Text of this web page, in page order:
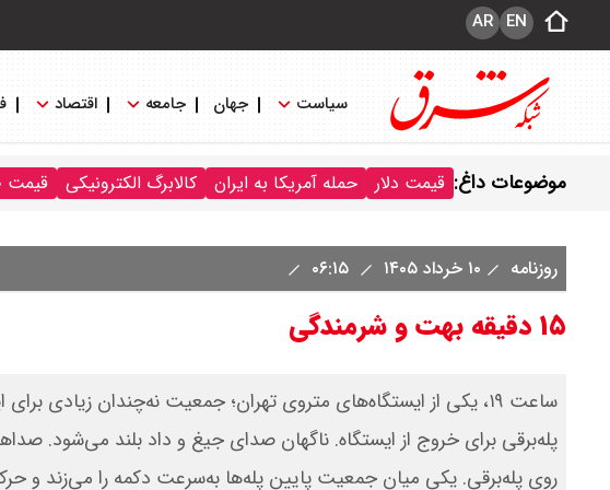
EN
AR
سیاست جهان جامعه اقتصاد
موضوعات داغ: قیمت دلار حمله آمریکا به ایران کالابرگ الکترونیکی قیمت
روزنامه ۱۰ خرداد ۱۴۰۵
۱۵ دقیقه بهت و شرمندگی
ساعت ۱۹‌، یکی از ایستگاه‌های متروی تهران؛ جمعیت نه‌چندان
پله‌برقی برای خروج از ایستگاه. ناگهان صدای جیغ و داد بلند می‌شود.
روی پله‌‌برقی. یکی میان جمعیت پایین پله‌ها به‌‌سرعت دکمه را می‌زند